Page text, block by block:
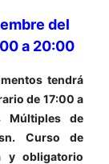
del
a 20:00
tendrá
de 17:00 a
de
Curso de
y obligatorio